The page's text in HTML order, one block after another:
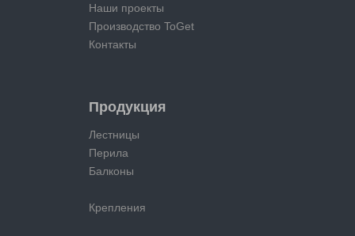
Наши проекты
Производство ToGet
Контакты
Продукция
Лестницы
Перила
Балконы
Крепления